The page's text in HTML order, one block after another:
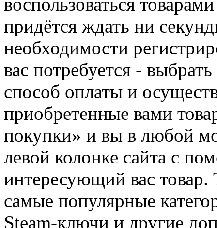
придётся ждать ни
необходимости
вас потребуется -
способ оплаты и
приобретенные вами
покупки» и вы в любой
левой колонке сайта с
интересующий вас
самые популярные
Steam-ключи и другие